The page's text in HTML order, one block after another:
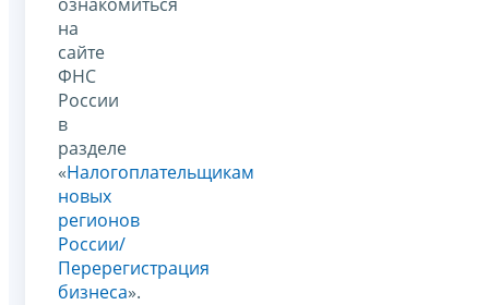
на
сайте
ФНС
России
в
разделе
«Налогоплательщикам
новых
регионов
России/
Перерегистрация
бизнеса».